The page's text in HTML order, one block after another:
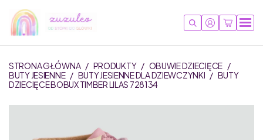
STRONA GŁÓWNA / PRODUKTY / OBUWIE DZIECIĘCE /
BUTY JESIENNE / BUTY JESIENNE DLA DZIEWCZYNKI / BUTY
DZIECIĘCE BOBUX TIMBER LILAS 728134